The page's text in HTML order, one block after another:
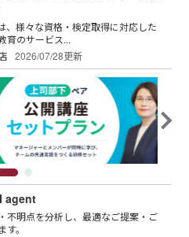
、様々な資格・検定取得に対応した
育のサービス...
2026/07/28更新
agent
不明点を分析し、最適なご提案・ご
。